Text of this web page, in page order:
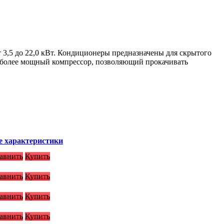
до 22,0 кВт. Кондиционеры предназначены для скрытого
более мощный компрессор, позволяющий прокачивать
характеристики
Купить
Купить
Купить
Купить